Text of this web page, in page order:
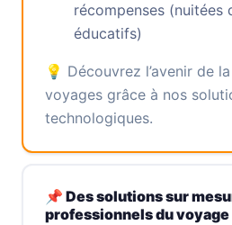
récompenses (nuitées
éducatifs)
💡 Découvrez l’avenir de
voyages grâce à nos
technologiques.
📌 Des solutions sur
professionnels du voyage